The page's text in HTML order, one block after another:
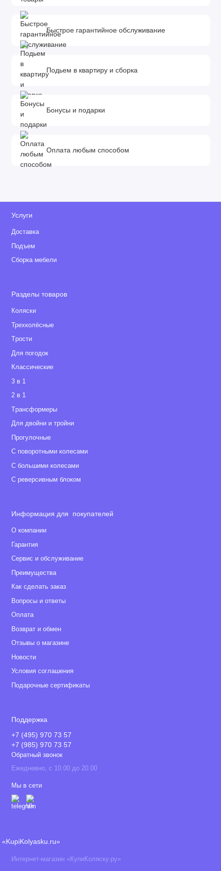
Быстрое гарантийное обслуживание
Подьем в квартиру и сборка
Бонусы и подарки
Оплата любым способом
Услуги
Доставка
Подъем
Сборка мебели
Разделы товаров
Коляски
Трехколёсные
Tрости
Для погодок
Классические
3 в 1
2 в 1
Tрансформеры
Для двойни и тройни
Прогулочные
С поворотными колесами
С большими колесами
С реверсивным блоком
Информация для покупателей
О компании
Гарантия
Сервис и обслуживание
Преимущества
Как сделать заказ
Вопросы и ответы
Оплата
Возврат и обмен
Отзывы о магазине
Новости
Условия соглашения
Подарочные сертификаты
Поддержка
+7 (495) 970 73 57
+7 (985) 970 73 57
Обратный звонок
Ежедневно, с 10.00 до 20.00
Мы в сети
«KupiKolyasku.ru»
Интернет-магазин «КупиКоляску.ру»